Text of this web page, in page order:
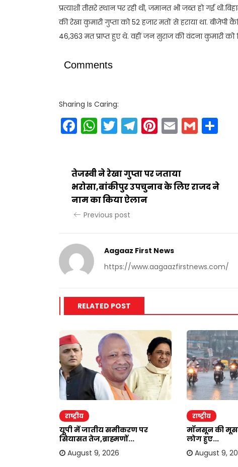
प्रत्याशी तीसरे स्थान पर रही थी, जमानत भी जब्त हो गई
की रेखा कुमारी गुप्ता को 52 हजार मतों से हराया था.
46,363 मत प्राप्त हुए थे. वहीं जन सुराज की वंदना कुमारी को
Comments
Sharing Is Caring:
Facebook
WhatsApp
Twitter
Telegram
Pinterest
EmailGmail
तेजस्वी ने रेखा गुप्ता पर जताया
भरोसा,बांकीपुर उपचुनाव के लिए राजद ने
नाम का किया ऐलान
Previous post
Aagaaz First News
https://www.aagaazfirstnews.com/
RELATED POST
राष्ट्रीय
यूपी में जातीय समीकरण पर
सियासत तेज,ब्राह्मणों...
August 9, 2026
राष्ट्रीय
मॉनसून की
लोग हुए...
August 9,